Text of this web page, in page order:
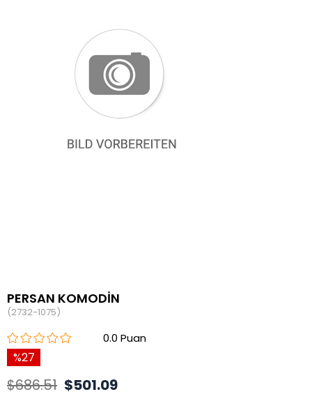
PERSAN KOMODİN
(2732-1075)
0.0
27
$686.51 $501.09